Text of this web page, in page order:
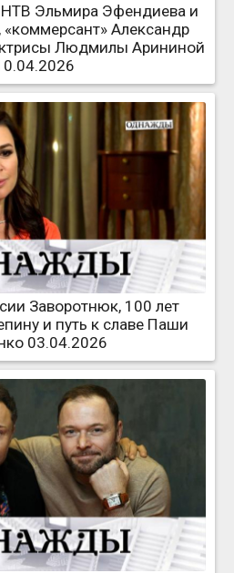
Эльмира Эфендиева и
Александр
Людмилы Арининой
Заворотнюк, 100 лет
и путь к славе Паши
03.04.2026